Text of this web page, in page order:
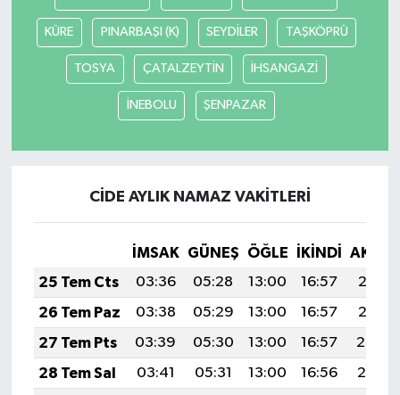
KÜRE PINARBAŞI (K) SEYDİLER TAŞKÖPRÜ
TOSYA ÇATALZEYTİN İHSANGAZİ
İNEBOLU ŞENPAZAR
CİDE AYLIK NAMAZ VAKITLERI
İMSAK GÜNEŞ ÖĞLE İKINDI
25 Tem Cts
03:36 05:28 13:00 16:57
20:21
26 Tem Paz
03:38 05:29 13:00 16:57
20:21
27 Tem Pts
03:39 05:30 13:00 16:57
20:20
28 Tem Sal
03:41 05:31 13:00 16:56
20:19